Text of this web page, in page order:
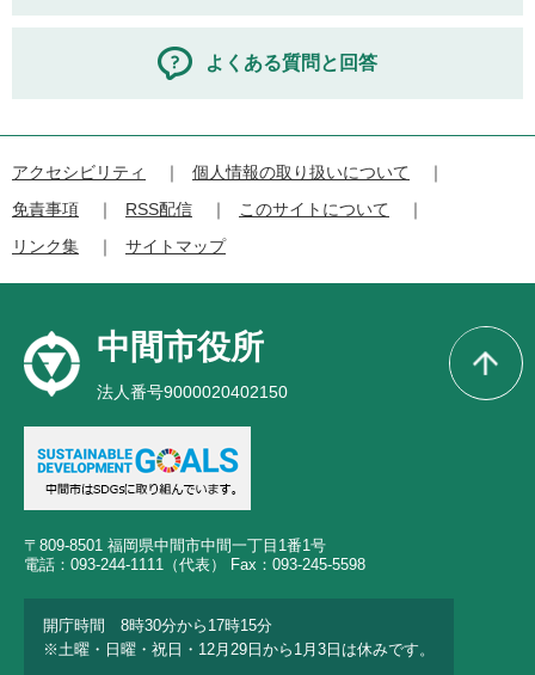
よくある質問と回答
アクセシビリティ
個人情報の取り扱いについて
免責事項
RSS配信
このサイトについて
リンク集
サイトマップ
中間市役所
法人番号9000020402150
〒809-8501 福岡県中間市中間一丁目1番1号
電話：093-244-1111（代表） Fax：093-245-5598
開庁時間 8時30分から17時15分
※土曜・日曜・祝日・12月29日から1月3日は休みです。